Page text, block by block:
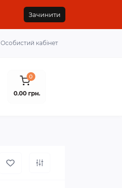
Зачинити
Особистий кабінет
0
0.00 грн.